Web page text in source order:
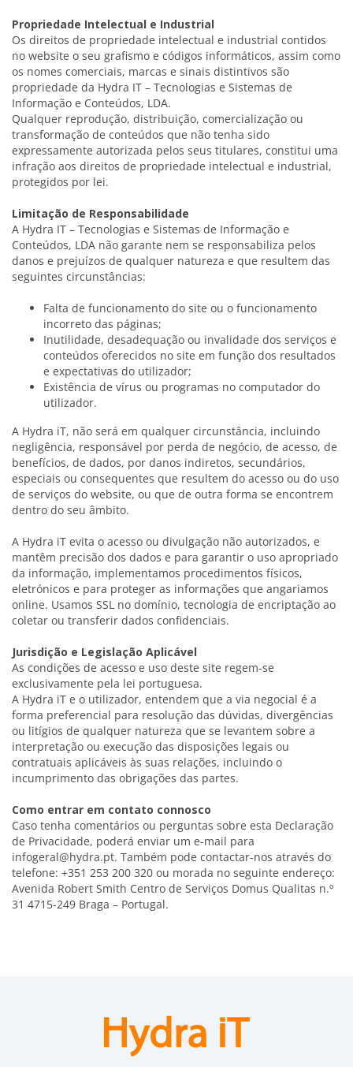
Propriedade Intelectual e Industrial
Os direitos de propriedade intelectual e industrial contidos
no website o seu grafismo e códigos informáticos, assim como
os nomes comerciais, marcas e sinais distintivos são
propriedade da Hydra IT – Tecnologias e Sistemas de
Informação e Conteúdos, LDA.
Qualquer reprodução, distribuição, comercialização ou
transformação de conteúdos que não tenha sido
expressamente autorizada pelos seus titulares, constitui uma
infração aos direitos de propriedade intelectual e industrial,
protegidos por lei.
Limitação de Responsabilidade
A Hydra IT – Tecnologias e Sistemas de Informação e
Conteúdos, LDA não garante nem se responsabiliza pelos
danos e prejuízos de qualquer natureza e que resultem das
seguintes circunstâncias:
Falta de funcionamento do site ou o funcionamento
incorreto das páginas;
Inutilidade, desadequação ou invalidade dos serviços e
conteúdos oferecidos no site em função dos resultados
e expectativas do utilizador;
Existência de vírus ou programas no computador do
utilizador.
A Hydra iT, não será em qualquer circunstância, incluindo
negligência, responsável por perda de negócio, de acesso, de
benefícios, de dados, por danos indiretos, secundários,
especiais ou consequentes que resultem do acesso ou do uso
de serviços do website, ou que de outra forma se encontrem
dentro do seu âmbito.
A Hydra iT evita o acesso ou divulgação não autorizados, e
mantêm precisão dos dados e para garantir o uso apropriado
da informação, implementamos procedimentos físicos,
eletrónicos e para proteger as informações que angariamos
online. Usamos SSL no domínio, tecnologia de encriptação ao
coletar ou transferir dados confidenciais.
Jurisdição e Legislação Aplicável
As condições de acesso e uso deste site regem-se
exclusivamente pela lei portuguesa.
A Hydra iT e o utilizador, entendem que a via negocial é a
forma preferencial para resolução das dúvidas, divergências
ou litígios de qualquer natureza que se levantem sobre a
interpretação ou execução das disposições legais ou
contratuais aplicáveis às suas relações, incluindo o
incumprimento das obrigações das partes.
Como​ ​entrar​ ​em​ ​contato​ ​connosco
Caso tenha comentários ou perguntas sobre esta Declaração
de Privacidade, poderá enviar um e-mail para
infogeral@hydra.pt. Também pode contactar-nos através do
telefone: +351 253 200 320 ou morada no seguinte endereço:
Avenida Robert Smith Centro de Serviços Domus Qualitas n.º
31 4715-249 Braga – Portugal.